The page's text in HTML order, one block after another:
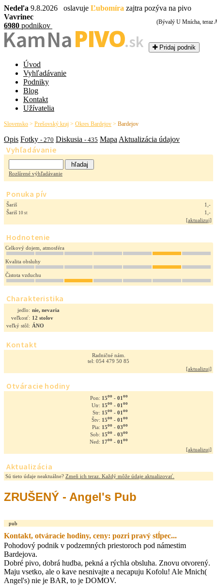
Nedeľa 9.8.2026 oslavuje Ľubomíra zajtra pozýva na pivo
Vavrinec
6980 podnikov
Kam NaPIVO.sk Pridaj podnik
Úvod
Vyhľadávanie
Podniky
Blog
Kontakt
Užívatelia
Slovensko > Prešovský kraj > Okres Bardejov > Bardejov
Opis Fotky - 270 Diskusia - 435 Mapa Aktualizácia údajov
Vyhľadávanie
Rozšírené výhľadávanie
Ponuka pív
Šariš
1,-
Šariš 10 st
1,-
[aktualizuj]
Hodnotenie
Celkový dojem, atmosféra
Kvalita obsluhy
Čistota vzduchu
Charakteristika
jedlo: nie, nevaria
veľkosť: 12 stolov
veľký stôl: ÁNO
Kontakt
Radničné nám.
tel: 054 479 50 85
[aktualizuj]
Otváracie hodiny
Pon: 15oo- 01 oo
Utr: 15oo- 01 oo
Str: 15oo- 01 oo
Štv: 15oo- 01 oo
Pia: 15oo- 03oo
Sob: 15oo- 03oo
Ned: 17oo- 01 oo
[aktualizuj]
Aktualizácia
Sú tieto údaje neaktuálne? Zmeň ich teraz. Každý môže údaje aktualizovať.
ZRUŠENÝ - Angel's Pub
pub
(Bývalý U Mnícha, teraz
Kontakt, otváracie hodiny, ceny: pozri pravý stĺpec...
Pohodový podnik v podzemných priestoroch pod námestim
Bardejova.
Dobré pivo, dobrá hudba, pekná a rýchla obsluha. Znovu otvorený.
Maju vsetko, ale o kave nesnivajte a necapuju Kofolu! Ale Mnich(
Angel's) nie je BAR, to je DOMOV.